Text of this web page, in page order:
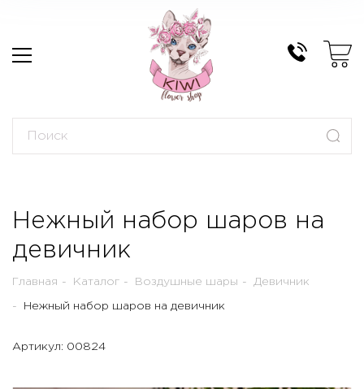
Нежный набор шаров на
девичник
Главная Каталог Воздушные шары Девичник
Нежный набор шаров на девичник
Артикул: 00824